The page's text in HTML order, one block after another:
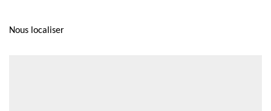
Nous localiser